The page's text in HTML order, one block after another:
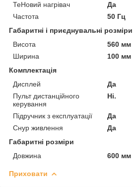
ТеНовий нагрівач
Да
Частота
50 Гц
Габаритні і приєднувальні розміри
Висота
560 мм
Ширина
100 мм
Комплектація
Дисплей
Да
Пульт дистанційного
керування
Ні.
Підручник з експлуатації
Да
Снур живлення
Да
Габаритні розміри
Довжина
600 мм
Приховати